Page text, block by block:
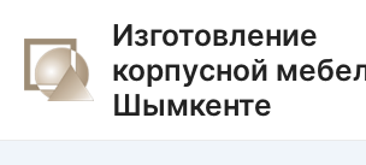
содержимому
Изготовление
корпусной
Шымкенте